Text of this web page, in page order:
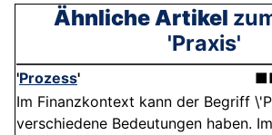
Ähnliche Artikel
'Praxis'
'Prozess'
Im Finanzkontext kann der Begriff
verschiedene Bedeutungen haben.